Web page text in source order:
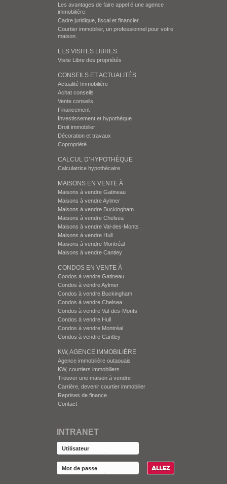
Les avantages de faire appel é une agence
immobilière.
Cadre juridique, fiscal et financier.
Courtier immobilier, un professionnel pour votre
maison.
LES VISITES LIBRES
Visite Libre des propriétés
CONSEILS ET ACTUALITÉS
Actualité Immobilière
Achat conseils
Vente conseils
Financement
Investissement et hypothèque
Droit immobilier
Décoration et travaux
Copropriété
CALCUL D’HYPOTHÈQUE
Calculatrice hypothécaire
MAISONS EN VENTE À
Maisons à vendre Gatineau
Maisons à vendre Aylmer
Maisons à vendre Buckingham
Maisons à vendre Chelsea
Maisons à vendre Val-des-Monts
Maisons à vendre Hull
Maisons à vendre Montréal
Maisons à vendre Cantley
CONDOS EN VENTE À
Condos à vendre Gatineau
Condos à vendre Aylmer
Condos à vendre Buckingham
Condos à vendre Chelsea
Condos à vendre Val-des-Monts
Condos à vendre Hull
Condos à vendre Montréal
Condos à vendre Cantley
KW, AGENCE IMMOBILIÈRE
Agence immobilière outaouais
KW, courtiers immobiliers
Trouver une maison à vendre
Carrière, devenir courtier immobilier
Reprises de finance
Contact
INTRANET